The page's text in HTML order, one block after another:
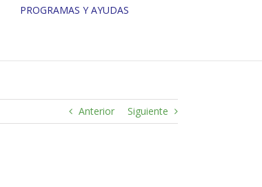
PROGRAMAS Y AYUDAS
Anterior Siguiente